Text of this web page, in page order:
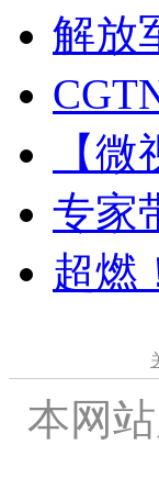
解放
【
专家
超燃
本网